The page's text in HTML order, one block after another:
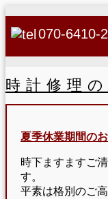
070-6410-
時計修理の
夏季休業期間の
時下ますますご
す。
平素は格別のご